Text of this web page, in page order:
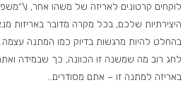
לוקחים קרטונים לאריזה של משהו אחר,
היצירתיות שלכם, בכל מקרה מדובר באריזות
בהחלט להיות מרגשות בדיוק כמו המתנה
לחג רוב מה שמשנה זו הכוונה, כך שבמידה
באריזה למתנה זו – אתם מסודרים…